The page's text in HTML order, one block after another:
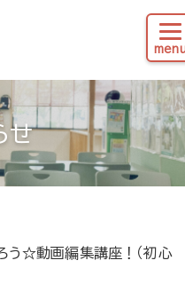
せ
う☆動画編集講座！（初心